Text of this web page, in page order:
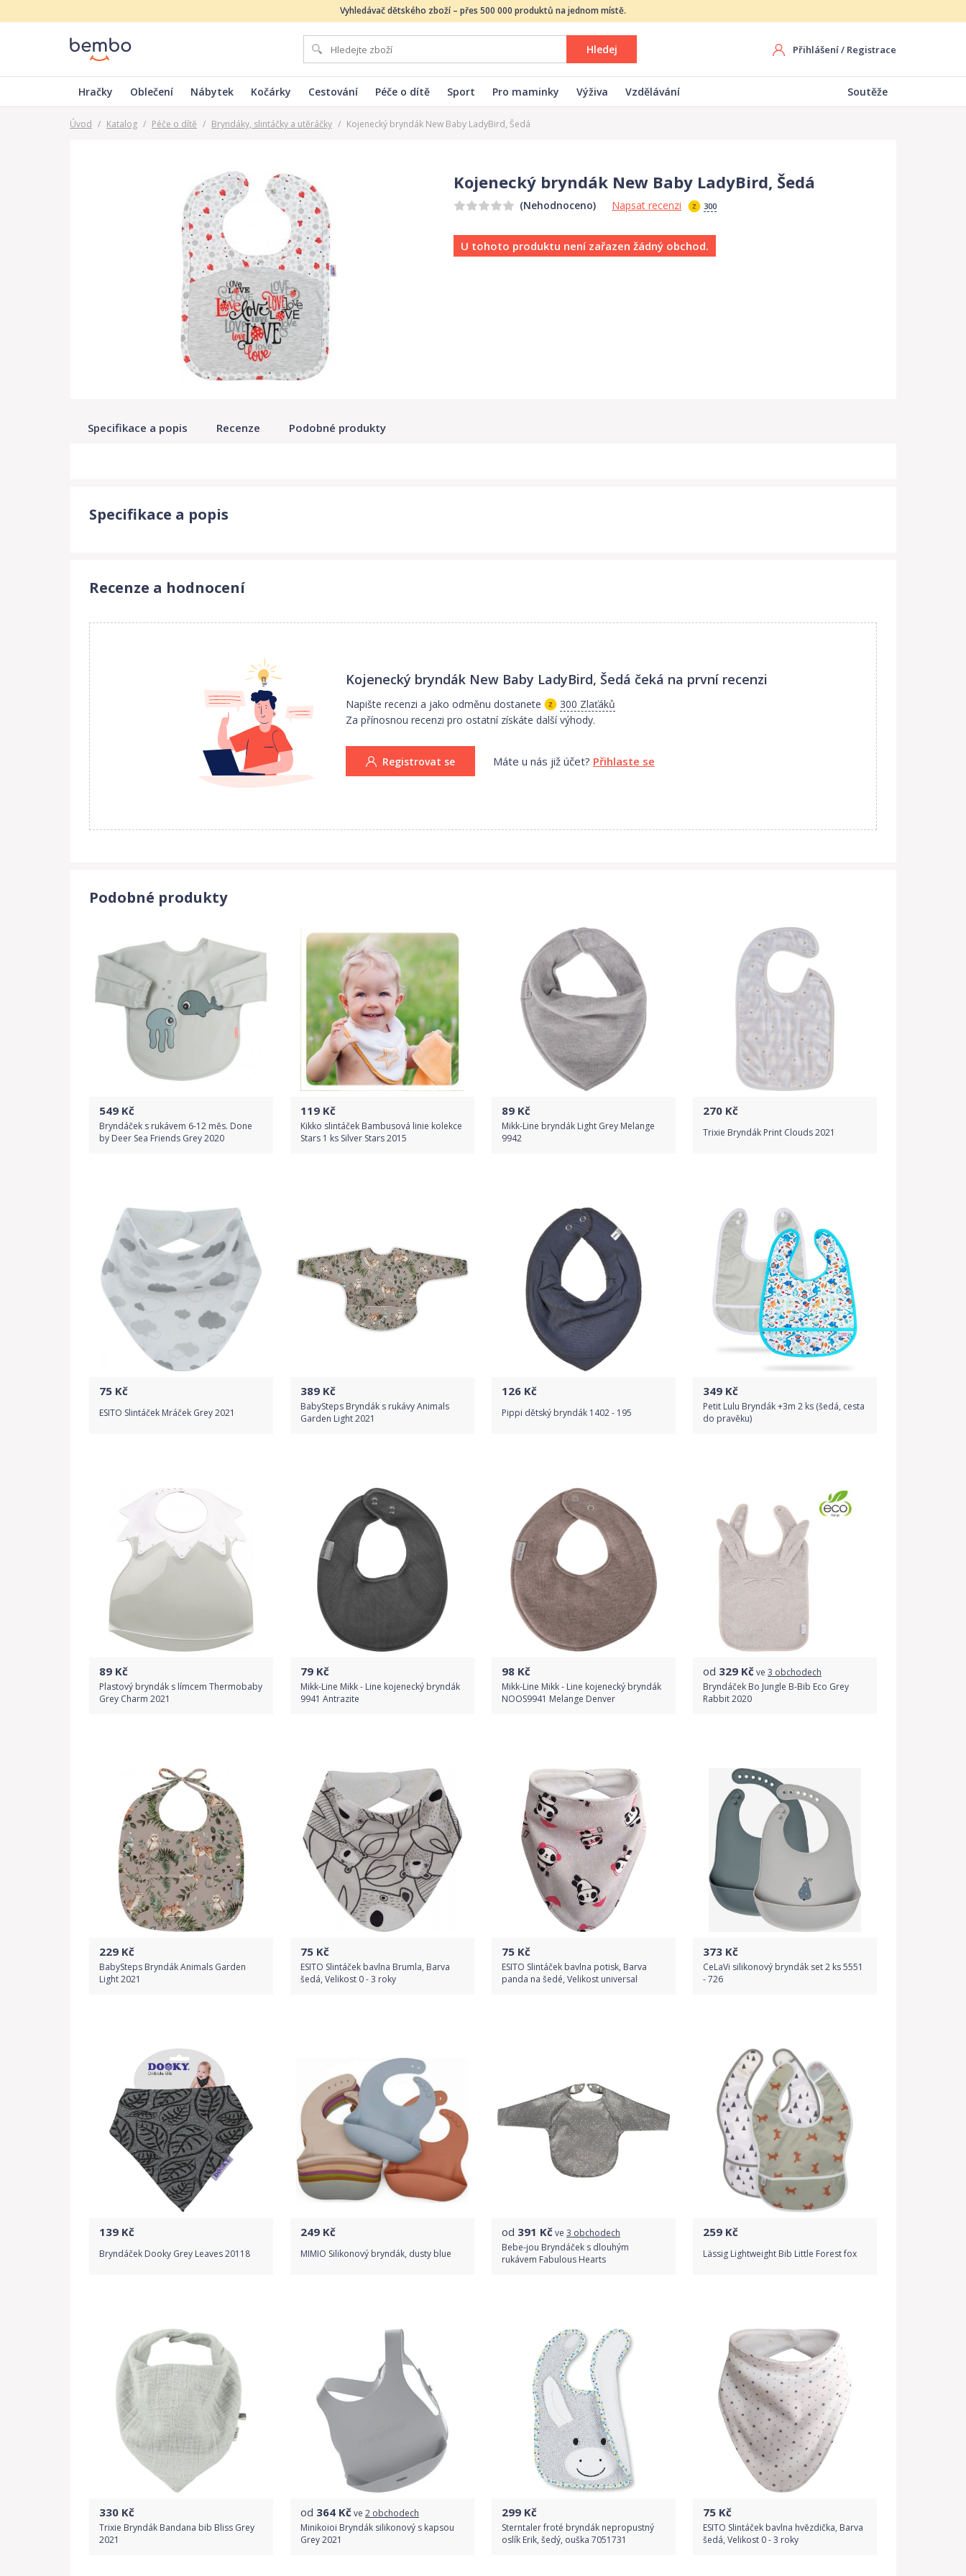
Vyhledávač dětského zboží – přes 500 000 produktů na jednom místě.
Hledej Přihlášení/ Registrace
Hračky Oblečení Nábytek Kočárky Cestování Péče o dítě Sport Pro maminky Výživa Vzdělávání Soutěže
Úvod / Katalog / Péče o dítě / Bryndáky, slintáčky a utěráčky / Kojenecký bryndák New Baby LadyBird, Šedá
Kojenecký bryndák New Baby LadyBird, Šedá
(Nehodnoceno) Napsat recenzi 300
U tohoto produktu není zařazen žádný obchod.
Specifikace a popis Recenze Podobné produkty
Specifikace a popis
Recenze a hodnocení
Kojenecký bryndák New Baby LadyBird, Šedá čeká na první recenzi
Napište recenzi a jako odměnu dostanete
300 Zlaťáků
Za přínosnou recenzi pro ostatní získáte další výhody.
Registrovat se Máte u nás již účet? Přihlaste se
Podobné produkty
549 Kč
Bryndáček s rukávem 6-12 měs. Done
by Deer Sea Friends Grey 2020
Detail produktu
119 Kč
Kikko slintáček Bambusová linie kolekce
Stars 1 ks Silver Stars 2015
89 Kč
Mikk-Line bryndák Light Grey Melange
9942
Detail produktu
270 Kč
Trixie Bryndák Print Clouds 2021
Detail produktu
75 Kč
ESITO Slintáček Mráček Grey 2021
Detail produktu
389 Kč
BabySteps Bryndák s rukávy Animals
Garden Light 2021
Detail produktu
126 Kč
Pippi dětský bryndák 1402 - 195
Detail produktu
349 Kč
Petit Lulu Bryndák +3m 2 ks (šedá, cesta
do pravěku)
89 Kč
Plastový bryndák s límcem Thermobaby
Grey Charm 2021
Detail produktu
79 Kč
Mikk-Line Mikk - Line kojenecký bryndák
9941 Antrazite
Detail produktu
98 Kč
Mikk-Line Mikk - Line kojenecký bryndák
NOOS9941 Melange Denver
Detail produktu
od 329 Kčve 3 obchodech
Bryndáček Bo Jungle B-Bib Eco Grey
Rabbit 2020
229 Kč
BabySteps Bryndák Animals Garden
Light 2021
Detail produktu
75 Kč
ESITO Slintáček bavlna Brumla, Barva
šedá, Velikost 0 - 3 roky
Detail produktu
75 Kč
ESITO Slintáček bavlna potisk, Barva
panda na šedé, Velikost universal
373 Kč
CeLaVi silikonový bryndák set 2 ks 5551
- 726
Detail produktu
139 Kč
Bryndáček Dooky Grey Leaves 20118
Detail produktu
249 Kč
MIMIO Silikonový bryndák, dusty blue
Detail produktu
od 391 Kčve 3 obchodech
Bebe-jou Bryndáček s dlouhým
rukávem Fabulous Hearts
259 Kč
Lässig Lightweight Bib Little Forest fox
Detail produktu
330 Kč
Trixie Bryndák Bandana bib Bliss Grey
2021
od 364 Kčve 2 obchodech
Minikoioi Bryndák silikonový s kapsou
Grey 2021
299 Kč
Sterntaler froté bryndák nepropustný
oslík Erik, šedý, ouška 7051731
75 Kč
ESITO Slintáček bavlna hvězdička, Barva
šedá, Velikost 0 - 3 roky